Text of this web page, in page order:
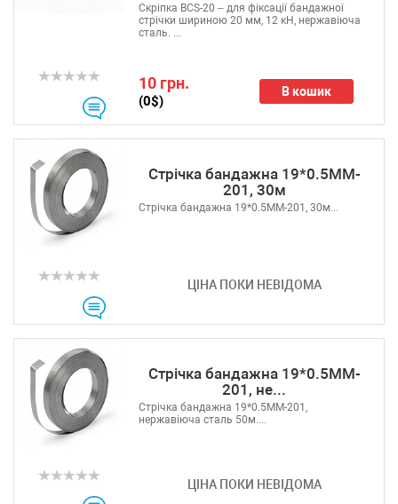
10 грн.
(0$)
В кошик
Скріпка BCS-20 – для фіксації бандажної
стрічки шириною 20 мм, 12 кН, нержавіюча
сталь. ...
Стрічка бандажна 19*0.5MM-
201, 30м
ЦІНА ПОКИ НЕВІДОМА
Стрічка бандажна 19*0.5MM-201, 30м...
Стрічка бандажна 19*0.5MM-
201, не...
ЦІНА ПОКИ НЕВІДОМА
Стрічка бандажна 19*0.5MM-201,
нержавіюча сталь 50м....